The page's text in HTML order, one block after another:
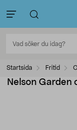
Startsida Fritid
Nelson Garden